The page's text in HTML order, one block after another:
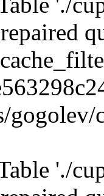
gogolev/
'./